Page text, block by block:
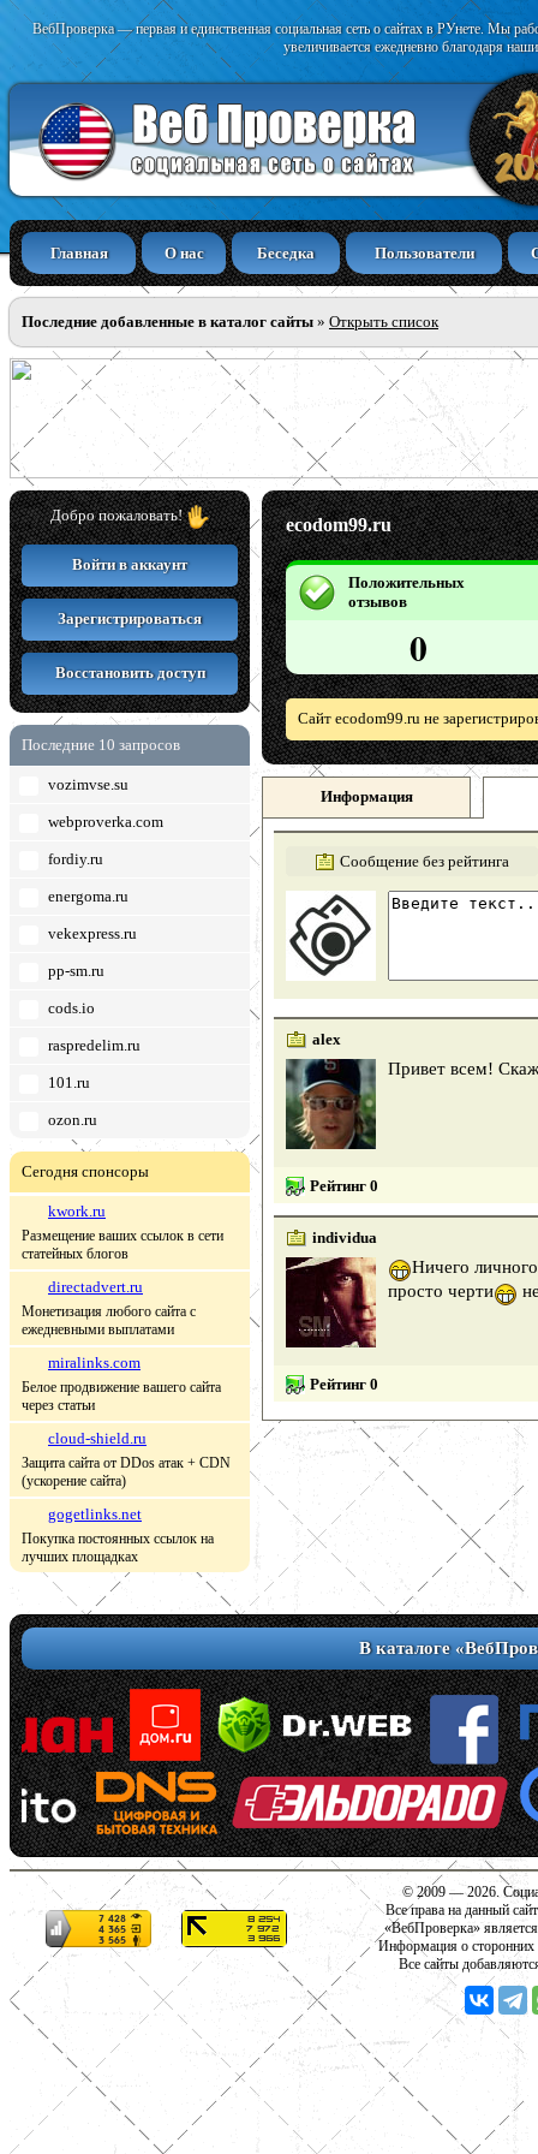
ВебПроверка — первая и единственная социальная сеть о сайтах в РУнете. Мы
увеличивается ежедневно благодаря
Главная О нас Беседка Пользователи
Последние добавленные в каталог сайты » Открыть список
Добро пожаловать!
Войти в аккаунт
Зарегистрироваться
Восстановить доступ
Последние 10 запросов
vozimvse.su
webproverka.com
fordiy.ru
energoma.ru
vekexpress.ru
pp-sm.ru
cods.io
raspredelim.ru
101.ru
ozon.ru
Сегодня спонсоры
kwork.ru
Размещение ваших ссылок в сети
статейных блогов
directadvert.ru
Монетизация любого сайта с
ежедневными выплатами
miralinks.com
Белое продвижение вашего сайта
через статьи
cloud-shield.ru
Защита сайта от DDos атак + CDN
(ускорение сайта)
gogetlinks.net
Покупка постоянных ссылок на
лучших площадках
ecodom99.ru
Положительных
отзывов
0
Сайт ecodom99.ru не
Информация
Сообщение без рейтинга
alex
Привет всем!
Рейтинг 0
individua
Ничего
просто черти
Рейтинг 0
В каталоге
© 2009 — 2026.
Все права на данный
«ВебПроверка»
Информация о сторонних
Все сайты